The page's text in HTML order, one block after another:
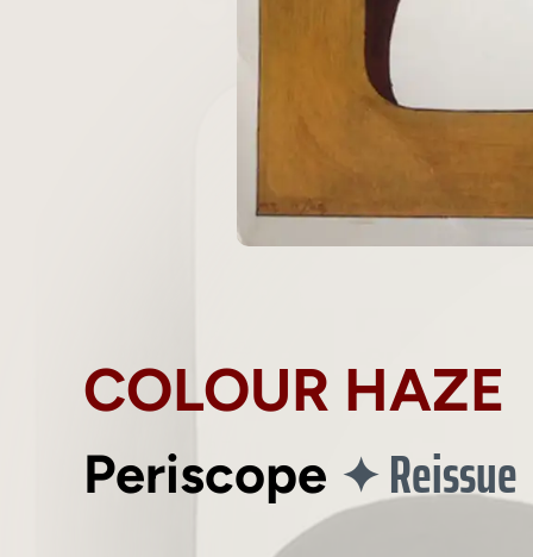
COLOUR HAZE
Periscope ✦Reissue